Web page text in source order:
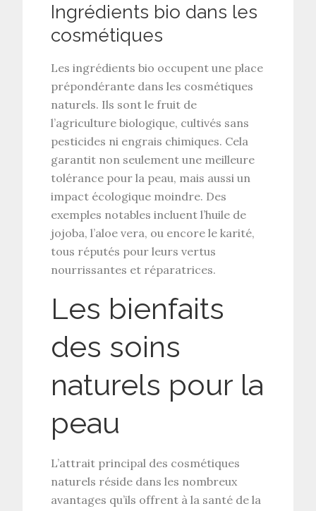
Ingrédients bio dans les
cosmétiques
Lesingrédients bio occupent une place
prépondérante dans les cosmétiques
naturels. Ils sont le fruit de
l’agriculture biologique, cultivés sans
pesticides ni engrais chimiques. Cela
garantit non seulement une meilleure
tolérance pour la peau, mais aussi un
impact écologique moindre. Des
exemples notables incluentl’huile de
jojoba,l’aloe vera, ou encore lekarité,
tous réputés pour leurs vertus
nourrissantes et réparatrices.
Les bienfaits
des soins
naturels pour la
peau
L’attrait principal des cosmétiques
naturels réside dans les nombreux
avantages qu’ils offrent à la santé de la